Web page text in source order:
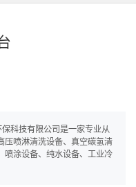
科技有限公司是一家专业从
压喷淋清洗设备、真空碳氢清
喷涂设备、纯水设备、工业冷